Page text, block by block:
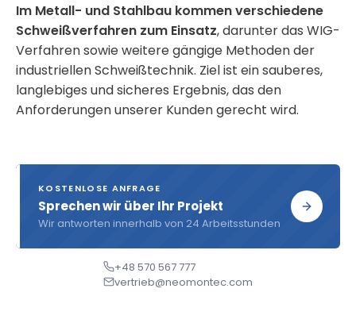
Im Metall- und Stahlbau kommen verschiedene
Schweißverfahren zum Einsatz, darunter das WIG-
Verfahren sowie weitere gängige Methoden der
industriellen Schweißtechnik. Ziel ist ein sauberes,
langlebiges und sicheres Ergebnis, das den
Anforderungen unserer Kunden gerecht wird.
KOSTENLOSE ANFRAGE
Sprechen wir über Ihr Projekt
Wir antworten innerhalb von 24 Arbeitsstunden
+48 570 567 777
vertrieb@neomontec.com